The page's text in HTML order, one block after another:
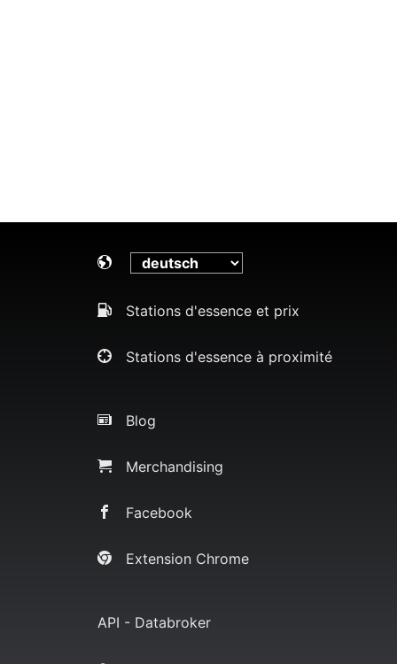
Stations d'essence et prix
Stations d'essence à proximité
Blog
Merchandising
Facebook
Extension Chrome
API - Databroker